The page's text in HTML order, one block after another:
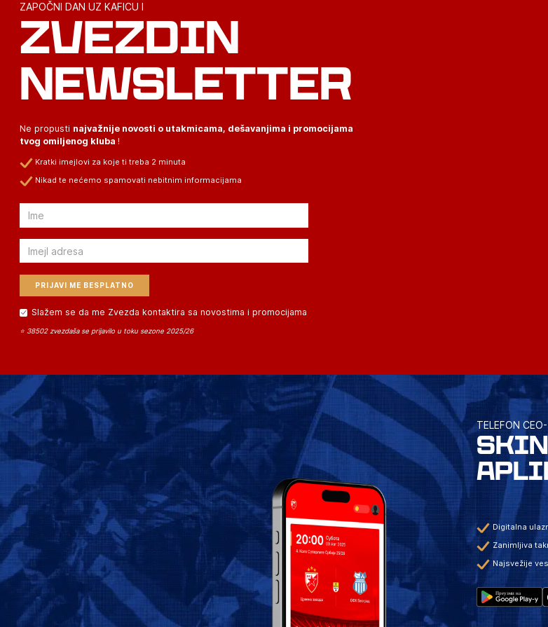
ZAPOČNI DAN UZ KAFICU I
ZVEZDIN
NEWSLETTER
Ne propusti najvažnije novosti o utakmicama, dešavanjima i promocijama
tvog omiljenog kluba !
Kratki imejlovi za koje ti treba 2 minuta
Nikad te nećemo spamovati nebitnim informacijama
Email
Email
Slažem se da me Zvezda kontaktira sa novostima i promocijama
⭐ 38502 zvezdaša se prijavilo u toku sezone 2025/26
TELEFON
Digitalna
Zanimljiva
Najsvežije